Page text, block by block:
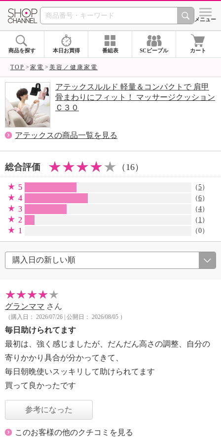
SHOP CHANNEL シメニュー
商品を探す 本日お買得 番組表 SCピープル カート
TOP 家電 美容／健康家電
アテックスルルド 軽量＆コンパクトで 肩甲
骨まわりにフィット！ マッサージクッション
Ｃ３０
アテックスの商品一覧を見る
総合評価 （16）
5 （5）
4 （6）
3 （4）
2 （ 1 ）
1 （0）
グランママ さん
（購入日： 2026/07/26 | 公開日： 2026/08/05 ）
毎日助けられてます
最初は、強く感じましたが、だんだん高さの調整、自分の
寄りかかり具合が分かってきて、
毎日朝晩使いスッキリして助けられてます
買って良かったです
参考になった
このお客様の他のクチコミを見る